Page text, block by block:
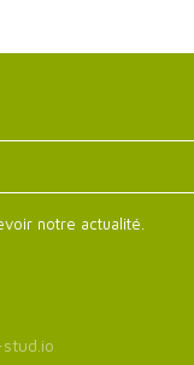
notre actualité.